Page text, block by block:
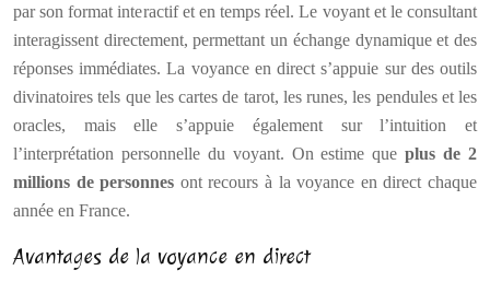
par son format interactif et en temps réel. Le voyant et le consultant
interagissent directement, permettant un échange dynamique et des
réponses immédiates. La voyance en direct s’appuie sur des outils
divinatoires tels que les cartes de tarot, les runes, les pendules et les
oracles, mais elle s’appuie également sur l’intuition et
l’interprétation personnelle du voyant. On estime queplus de 2
millions de personnes ont recours à la voyance en direct chaque
année en France.
Avantages de la voyance en direct